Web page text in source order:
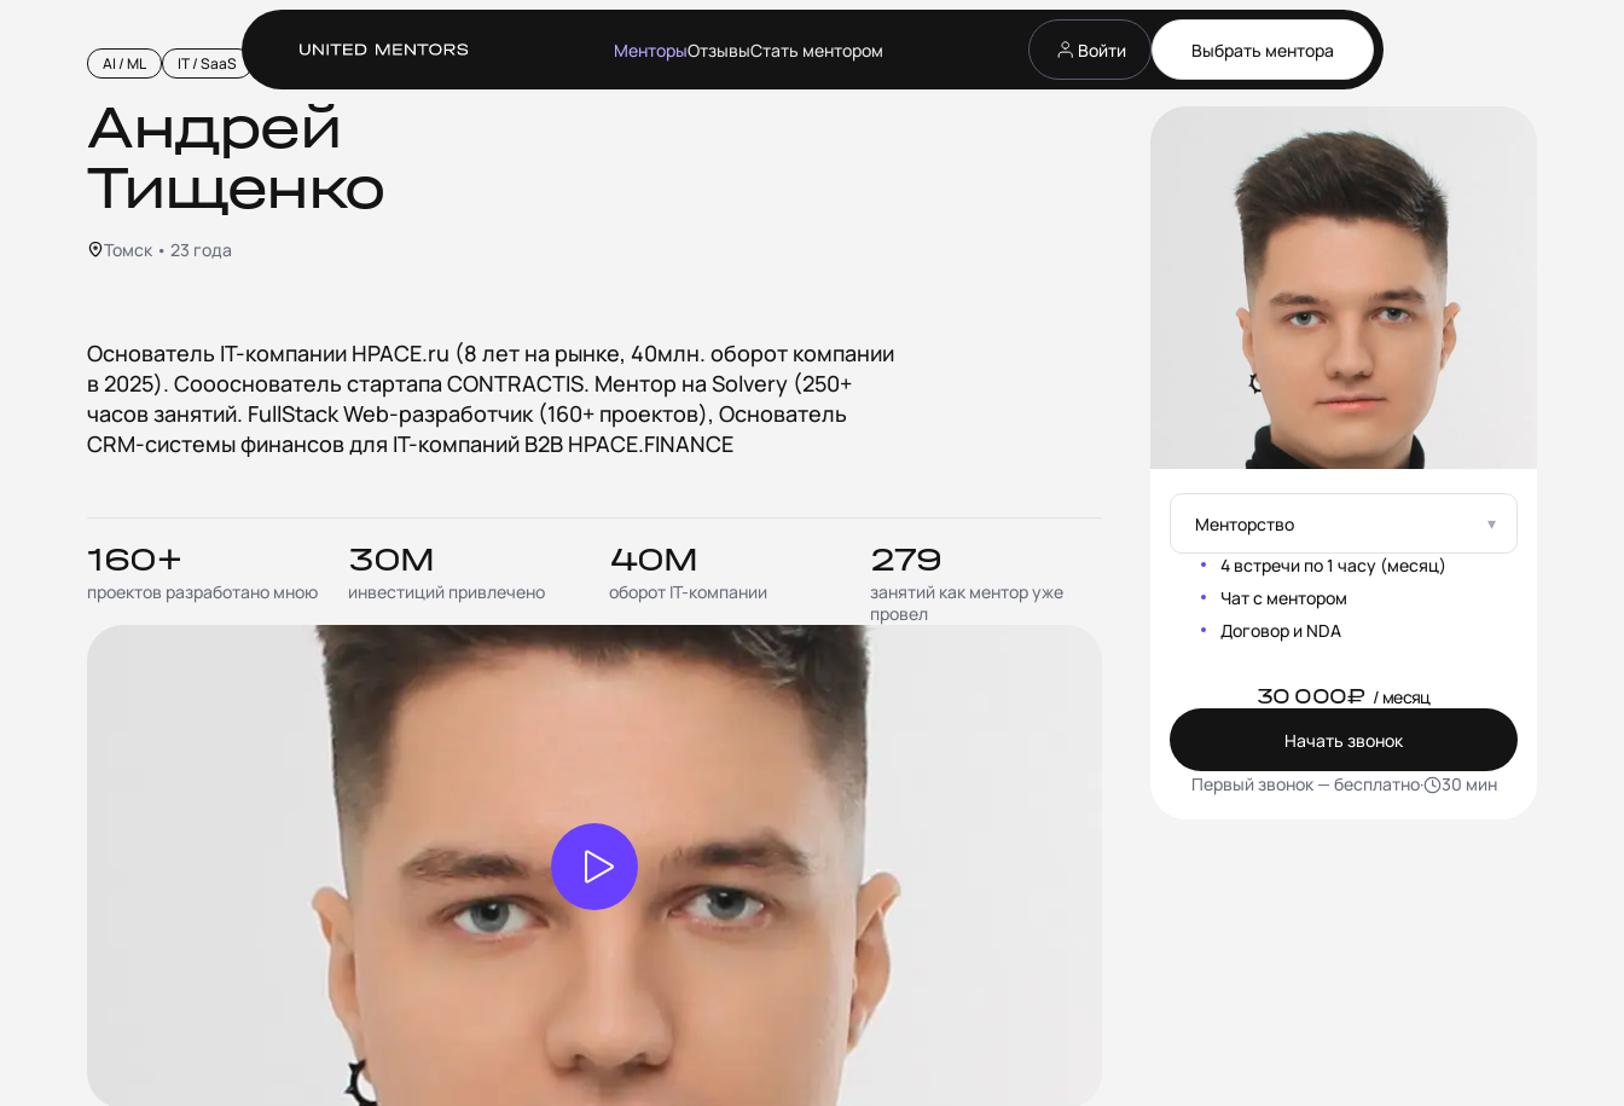
МенторыОтзывыСтать ментором Войти Выбрать ментора
Формат работы
▾
4 встречи по 1 часу (месяц)
Чат с ментором
Договор и NDA
30 000₽ / месяц
Начать звонок
Первый звонок — бесплатно· 30 мин
AI / ML IT / SaaS
Андрей
Тищенко
Томск • 23 года
Основатель IT-компании HPACE.ru (8 лет на рынке, 40млн. оборот компании
в 2025). Соооснователь стартапа CONTRACTIS. Ментор на Solvery (250+
часов занятий. FullStack Web-разработчик (160+ проектов), Основатель
CRM-системы финансов для IT-компаний B2B HPACE.FINANCE
160+
проектов разработано мною
30М
инвестиций привлечено
40М
оборот IT-компании
279
занятий как ментор уже
провел
Сервис Документы
Соглашение о
конфиденциальности (NDA)
Политика конфиденциальности
и обработки персональных
данных
Согласие на обработку
персональных данных
Правила работы